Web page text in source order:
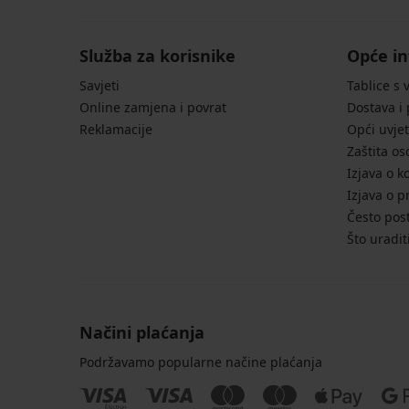
Služba za korisnike
Savjeti
Online zamjena i povrat
Reklamacije
Opće
Tablice s
Dostava i
Opći
Zaštita
Izjava o
Izjava o
Često
Što
Načini plaćanja
Podržavamo popularne načine plaćanja